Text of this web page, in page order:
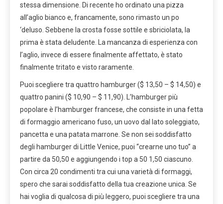
stessa dimensione. Di recente ho ordinato una pizza
all’aglio bianco e, francamente, sono rimasto un po
‘deluso. Sebbene la crosta fosse sottile e sbriciolata, la
prima è stata deludente. La mancanza di esperienza con
l’aglio, invece di essere finalmente affettato, è stato
finalmente tritato e visto raramente.
Puoi scegliere tra quattro hamburger ($ 13,50 – $ 14,50) e
quattro panini ($ 10,90 – $ 11,90). L’hamburger più
popolare è l’hamburger francese, che consiste in una fetta
di formaggio americano fuso, un uovo dal lato soleggiato,
pancetta e una patata marrone. Se non sei soddisfatto
degli hamburger di Little Venice, puoi “crearne uno tuo” a
partire da 50,50 e aggiungendo i top a 50 1,50 ciascuno.
Con circa 20 condimenti tra cui una varietà di formaggi,
spero che sarai soddisfatto della tua creazione unica. Se
hai voglia di qualcosa di più leggero, puoi scegliere tra una